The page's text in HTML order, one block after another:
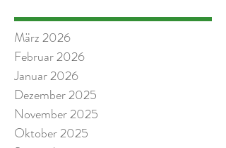
März 2026
Februar 2026
Januar 2026
Dezember 2025
November 2025
Oktober 2025